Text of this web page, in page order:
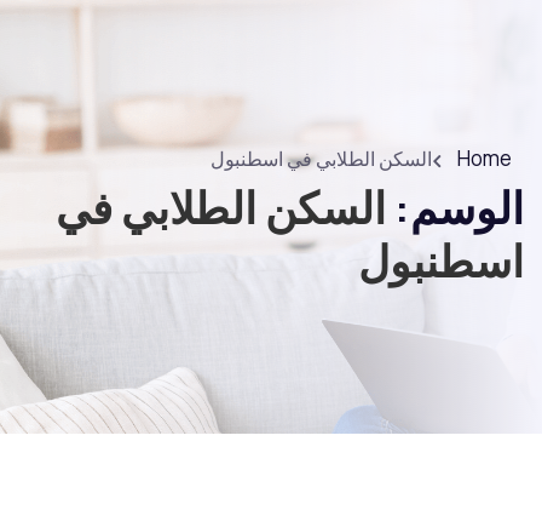
Home السكن الطلابي في اسطنبول
الوسم: السكن الطلابي في
اسطنبول